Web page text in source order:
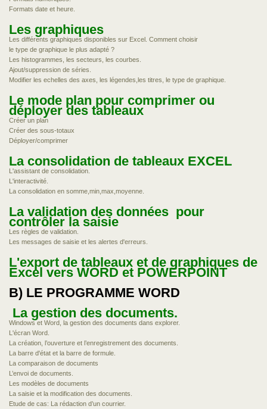
Formats date et heure.
Les graphiques
Les différents graphiques disponibles sur Excel. Comment choisir
le type de graphique le plus adapté ?
Les histogrammes, les secteurs, les courbes.
Ajout/suppression de séries.
Modifier les echelles des axes, les légendes,les titres, le type de graphique.
Le mode plan pour comprimer ou
déployer des tableaux
Créer un plan
Créer des sous-totaux
Déployer/comprimer
La consolidation de tableaux EXCEL
L'assistant de consolidation.
L'interactivité.
La consolidation en somme,min,max,moyenne.
La validation des données pour
contrôler la saisie
Les règles de validation.
Les messages de saisie et les alertes d'erreurs.
L'export de tableaux et de graphiques de
Excel vers WORD et POWERPOINT
B) LE PROGRAMME WORD
La gestion des documents.
Windows et Word, la gestion des documents dans explorer.
L'écran Word.
La création, l’ouverture et l’enregistrement des documents.
La barre d'état et la barre de formule.
La comparaison de documents
L’envoi de documents.
Les modèles de documents
La saisie et la modification des documents.
Etude de cas: La rédaction d’un courrier.